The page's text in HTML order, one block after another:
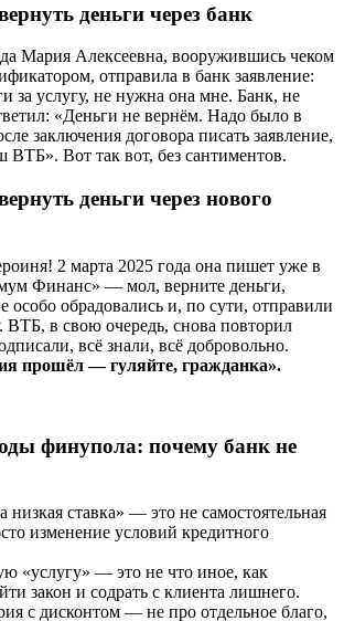
деньги через банк
Мария Алексеевна, вооружившись чеком
отправила в банк заявление:
за услугу, не нужна она мне. Банк, не
«Деньги не вернём. Надо было в
заключения договора писать заявление,
ВТБ». Вот так вот, без сантиментов.
деньги через нового
2 марта 2025 года она пишет уже в
Финанс» — мол, верните деньги,
особо обрадовались и, по сути, отправили
ВТБ, в свою очередь, снова повторил
всё знали, всё добровольно.
прошёл — гуляйте, гражданка».
финупола: почему банк не
низкая ставка» — это не самостоятельная
изменение условий кредитного
«услугу» — это не что иное, как
закон и содрать с клиента лишнего.
с дисконтом — не про отдельное благо,